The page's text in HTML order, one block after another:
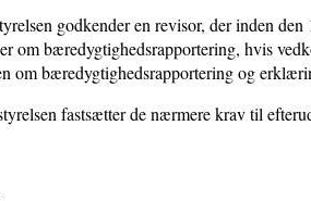
godkender en revisor, der inden
om bæredygtighedsrapportering, hvis
om bæredygtighedsrapportering og
fastsætter de nærmere krav til